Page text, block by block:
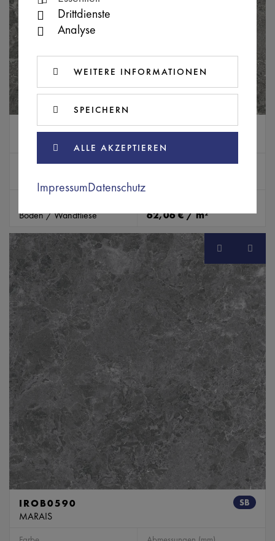
IROB0583
Farbe Abmessungen (mm)
Boden / Wandfliese 62,06 € / m²
SB
IROB0590
MARAIS
Drittdienste
Analyse
WEITERE INFORMATIONEN
SPEICHERN
ALLE AKZEPTIEREN
ImpressumDatenschutz